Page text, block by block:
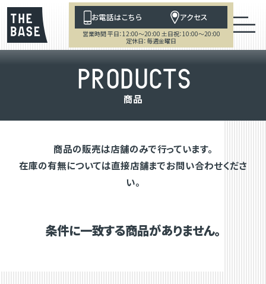
お電話はこちら アクセス
営業時間 平日：12:00～20:00 土日祝：10:00～20:00
定休日：毎週金曜日
PRODUCTS
商品
商品の販売は店舗のみで行っています。
在庫の有無については直接店舗までお問い合わせくださ
い。
条件に一致する商品がありません。